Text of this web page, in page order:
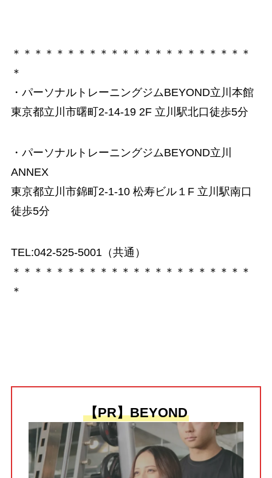
＊＊＊＊＊＊＊＊＊＊＊＊＊＊＊＊＊＊＊＊＊＊
＊
・パーソナルトレーニングジムBEYOND立川本館
東京都立川市曙町2-14-19 2F 立川駅北口徒歩5分
・パーソナルトレーニングジムBEYOND立川
ANNEX
東京都立川市錦町2-1-10 松寿ビル１F 立川駅南口
徒歩5分
TEL:042-525-5001（共通）
＊＊＊＊＊＊＊＊＊＊＊＊＊＊＊＊＊＊＊＊＊＊
＊
【PR】BEYOND